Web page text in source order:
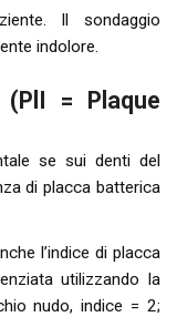
Il sondaggio
indolore.
= Plaque
se sui denti del
di placca batterica
l’indice di placca
utilizzando la
nudo, indice = 2;